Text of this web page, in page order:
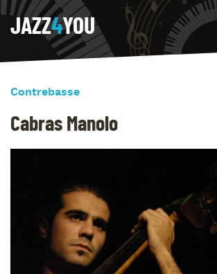
JAZZ4YOU
Contrebasse
Cabras Manolo